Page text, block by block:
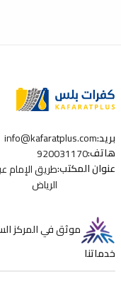
بريد:
info@kafaratplus.com
هاتف:
920031170
عنوان المكتب:طريق الإمام
الرياض
موثق في المركز
خدماتنا